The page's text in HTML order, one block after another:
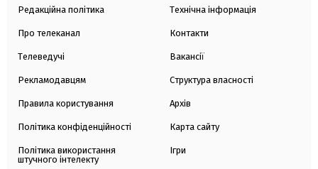
Редакційна політика
Про телеканал
Телеведучі
Рекламодавцям
Правила користування
Політика конфіденційності
Політика використання
штучного інтелекту
Технічна інформація
Контакти
Вакансії
Структура власності
Архів
Карта сайту
Ігри